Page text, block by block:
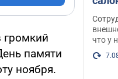
громкий
памяти
ноября.
Фото
что у